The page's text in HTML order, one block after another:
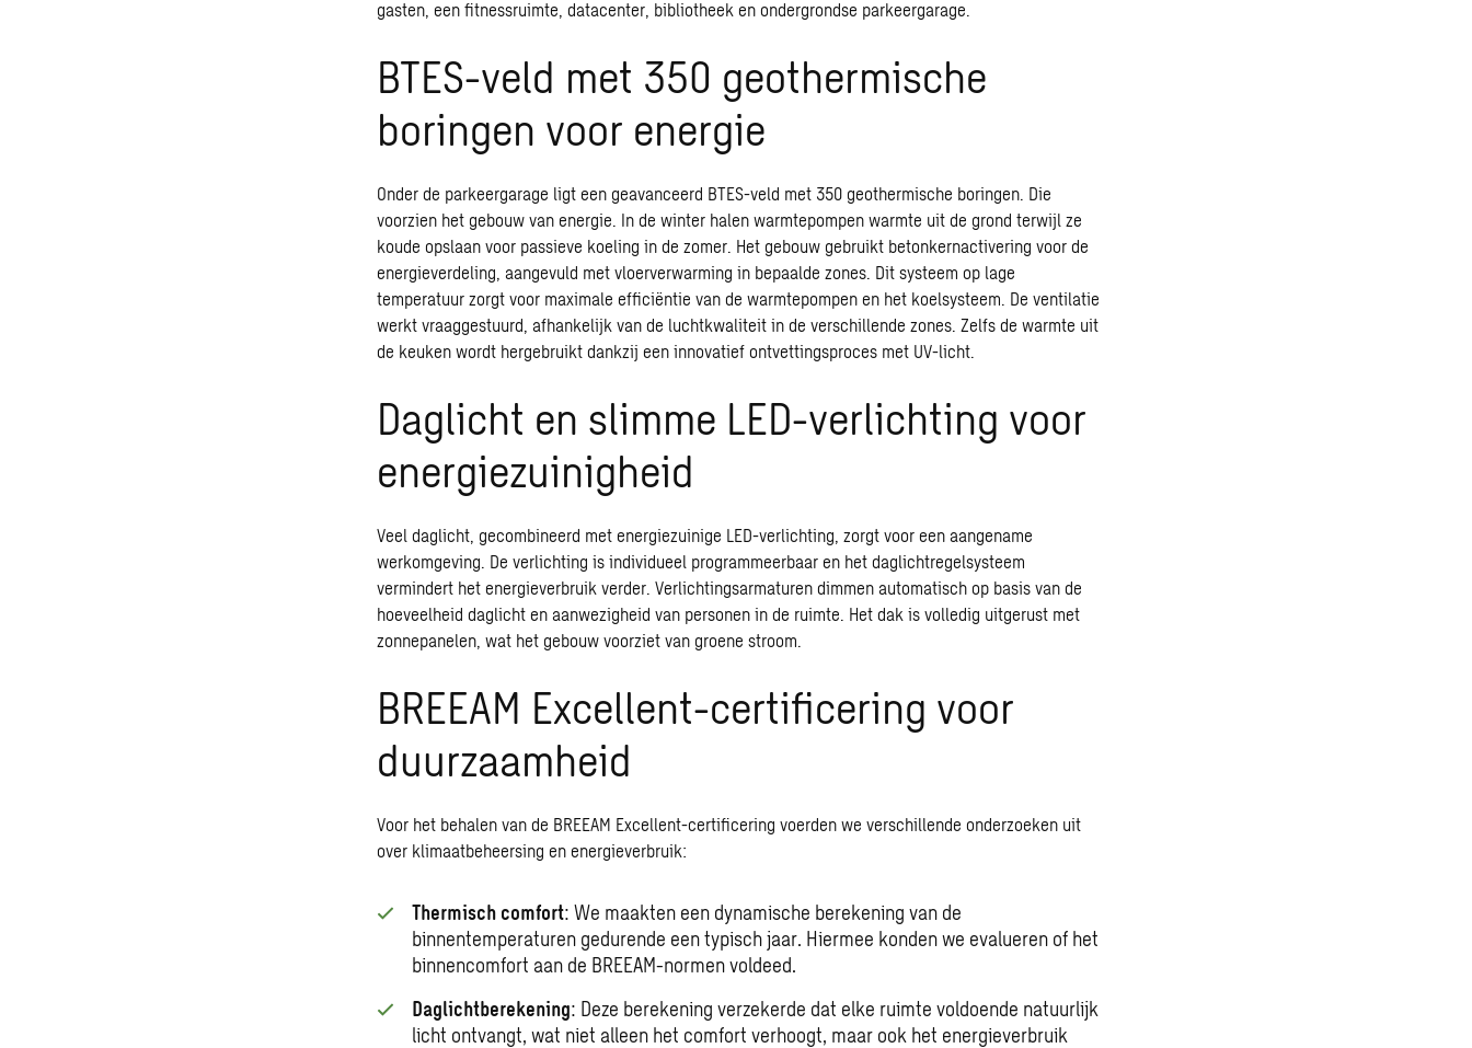
gasten, een fitnessruimte, datacenter, bibliotheek en ondergrondse parkeergarage.
BTES-veld met 350 geothermische
boringen voor energie
Onder de parkeergarage ligt een geavanceerd BTES-veld met 350 geothermische boringen. Die
voorzien het gebouw van energie. In de winter halen warmtepompen warmte uit de grond terwijl ze
koude opslaan voor passieve koeling in de zomer. Het gebouw gebruikt betonkernactivering voor de
energieverdeling, aangevuld met vloerverwarming in bepaalde zones. Dit systeem op lage
temperatuur zorgt voor maximale efficiëntie van de warmtepompen en het koelsysteem. De ventilatie
werkt vraaggestuurd, afhankelijk van de luchtkwaliteit in de verschillende zones. Zelfs de warmte uit
de keuken wordt hergebruikt dankzij een innovatief ontvettingsproces met UV-licht.
Daglicht en slimme LED-verlichting voor
energiezuinigheid
Veel daglicht, gecombineerd met energiezuinige LED-verlichting, zorgt voor een aangename
werkomgeving. De verlichting is individueel programmeerbaar en het daglichtregelsysteem
vermindert het energieverbruik verder. Verlichtingsarmaturen dimmen automatisch op basis van de
hoeveelheid daglicht en aanwezigheid van personen in de ruimte. Het dak is volledig uitgerust met
zonnepanelen, wat het gebouw voorziet van groene stroom.
BREEAM Excellent-certificering voor
duurzaamheid
Voor het behalen van de BREEAM Excellent-certificering voerden we verschillende onderzoeken uit
over klimaatbeheersing en energieverbruik:
Thermisch comfort: We maakten een dynamische berekening van de
binnentemperaturen gedurende een typisch jaar. Hiermee konden we evalueren of het
binnencomfort aan de BREEAM-normen voldeed.
Daglichtberekening: Deze berekening verzekerde dat elke ruimte voldoende natuurlijk
licht ontvangt, wat niet alleen het comfort verhoogt, maar ook het energieverbruik